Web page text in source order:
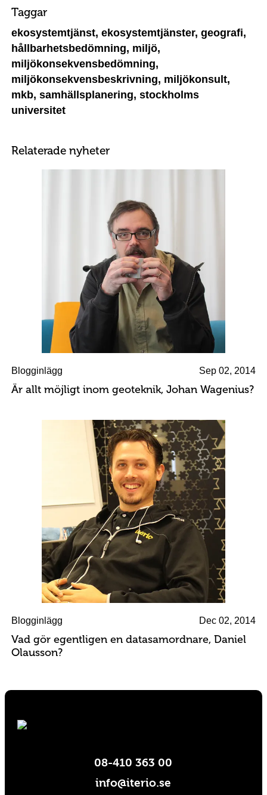
Taggar
ekosystemtjänst, ekosystemtjänster, geografi,
hållbarhetsbedömning, miljö,
miljökonsekvensbedömning,
miljökonsekvensbeskrivning, miljökonsult,
mkb, samhällsplanering, stockholms
universitet
Relaterade nyheter
Blogginlägg Sep 02, 2014
Är allt möjligt inom geoteknik, Johan Wagenius?
Blogginlägg Dec 02, 2014
Vad gör egentligen en datasamordnare, Daniel
Olausson?
08-410 363 00
info@iterio.se